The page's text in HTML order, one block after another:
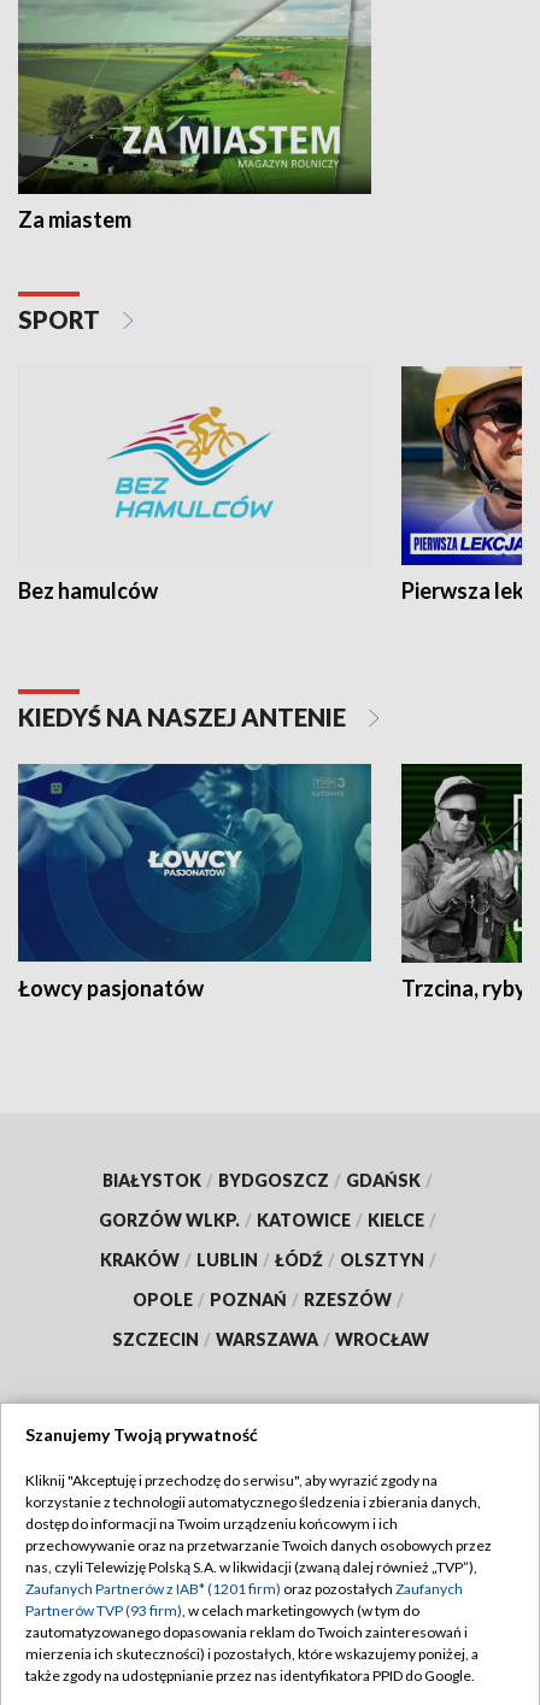
Za miastem
SPORT
Bez hamulców Pierwsza
KIEDYŚ NA NASZEJ ANTENIE
Łowcy pasjonatów Trzcina, ryby
BIAŁYSTOK / BYDGOSZCZ / GDAŃSK /
GORZÓW WLKP. / KATOWICE / KIELCE /
KRAKÓW / LUBLIN / ŁÓDŹ / OLSZTYN /
OPOLE / POZNAŃ / RZESZÓW /
SZCZECIN / WARSZAWA / WROCŁAW
TVP
Abonament TVP
Emisja w TVP
Centrum informacji TVP
Naziemna Telewizja Cyfrowa
Regulamin TVP
Polityka prywatności
Moje zgody
Pomoc
Szanujemy Twoją prywatność
Kliknij "Akceptuję i przechodzę do serwisu", aby wyrazić zgody na
korzystanie z technologii automatycznego śledzenia i zbierania danych,
dostęp do informacji na Twoim urządzeniu końcowym i ich
przechowywanie oraz na przetwarzanie Twoich danych osobowych przez
nas, czyli Telewizję Polską S.A. w likwidacji (zwaną dalej również „TVP”),
Zaufanych Partnerów z IAB* (1201 firm) oraz pozostałych Zaufanych
Partnerów TVP (93 firm), w celach marketingowych (w tym do
zautomatyzowanego dopasowania reklam do Twoich zainteresowań i
mierzenia ich skuteczności) i pozostałych, które wskazujemy poniżej, a
także zgody na udostępnianie przez nas identyfikatora PPID do Google.